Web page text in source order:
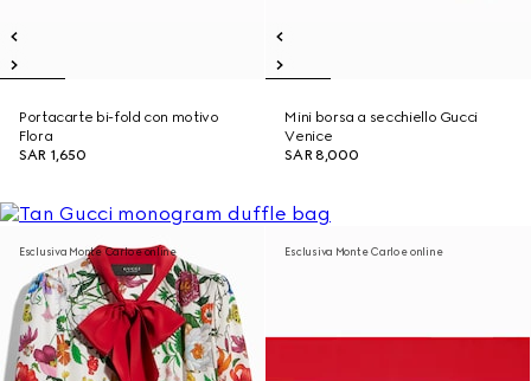
Portacarte bi-fold con motivo
Flora
SAR 1,650
Mini borsa a secchiello Gucci
Venice
SAR 8,000
Esclusiva Monte Carlo e online Esclusiva Monte Carlo e online